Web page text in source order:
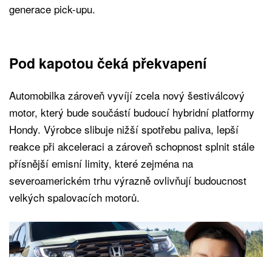
generace pick-upu.
Pod kapotou čeká překvapení
Automobilka zároveň vyvíjí zcela nový šestiválcový
motor, který bude součástí budoucí hybridní platformy
Hondy. Výrobce slibuje nižší spotřebu paliva, lepší
reakce při akceleraci a zároveň schopnost splnit stále
přísnější emisní limity, které zejména na
severoamerickém trhu výrazně ovlivňují budoucnost
velkých spalovacích motorů.